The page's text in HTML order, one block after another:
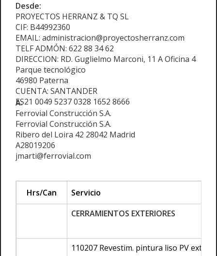
Desde:
PROYECTOS HERRANZ & TQ SL
CIF: B44992360
EMAIL: administracion@proyectosherranz.com
TELF ADMÓN: 622 88 34 62
DIRECCION: RD. Guglielmo Marconi, 11 A Oficina 4
Parque tecnológico
46980 Paterna
CUENTA: SANTANDER
ES21 0049 5237 0328 1652 8666
A:
Ferrovial Construcción S.A.
Ferrovial Construcción S.A.
Ribero del Loira 42 28042 Madrid
A28019206
jmarti@ferrovial.com
Hrs/Can
Servicio
CERRAMIENTOS EXTERIORES
110207 Revestim. pintura liso PV ext